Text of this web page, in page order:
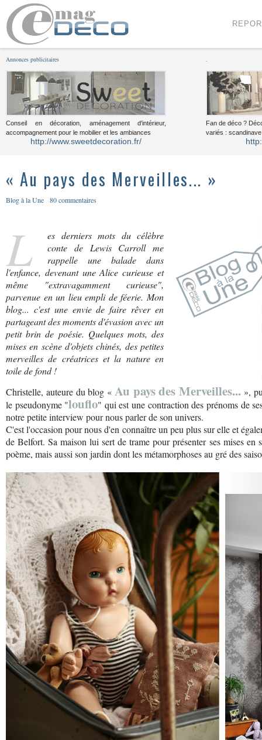
Annonces publicitaires
Conseil en décoration, aménagement d'intérieur,
accompagnement pour le mobilier et les ambiances
http://www.sweetdecoration.fr/
Fan de déco ?
variés :
« Au pays des Merveilles... »
Blog à la Une 80 commentaires
L
es derniers mots du célèbre
conte de Lewis Carroll me
rappelle une balade dans
l'enfance, devenant une Alice curieuse et
même "extravagamment curieuse",
parvenue en un lieu empli de féerie. Mon
blog... c'est une envie de faire rêver en
partageant des moments d'évasion avec un
petit brin de poésie. Quelques mots, des
mises en scène d'objets chinés, des petites
merveilles de créatrices et la nature en
toile de fond !
Christelle, auteure du blog « Au pays des Merveilles... »,
le pseudonyme "louflo" qui est une contraction des prénoms de
notre petite interview pour nous parler de son univers.
C'est l'occasion pour nous d'en connaître un peu plus sur elle et
de Belfort. Sa maison lui sert de trame pour présenter ses mises en
poème, mais aussi son jardin dont les métamorphoses au gré des